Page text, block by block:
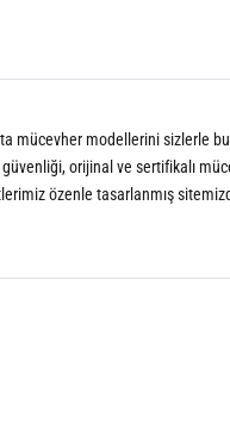
modellerini sizlerle
orijinal ve sertifikalı
özenle tasarlanmış